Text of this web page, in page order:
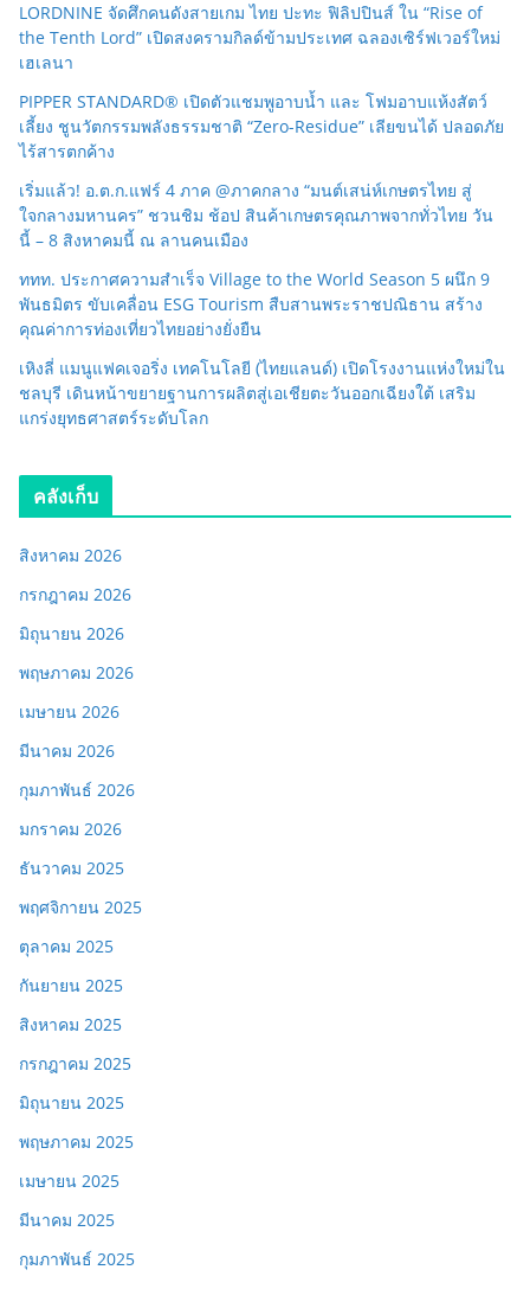
LORDNINE จัดศึกคนดังสายเกม ไทย ปะทะ ฟิลิปปินส์ ใน “Rise of
the Tenth Lord” เปิดสงครามกิลด์ข้ามประเทศ ฉลองเซิร์ฟเวอร์ใหม่
เฮเลนา
PIPPER STANDARD® เปิดตัวแชมพูอาบน้ำ และ โฟมอาบแห้งสัตว์
เลี้ยง ชูนวัตกรรมพลังธรรมชาติ “Zero-Residue” เลียขนได้ ปลอดภัย
ไร้สารตกค้าง
เริ่มแล้ว! อ.ต.ก.แฟร์ 4 ภาค @ภาคกลาง “มนต์เสน่ห์เกษตรไทย สู่
ใจกลางมหานคร” ชวนชิม ช้อป สินค้าเกษตรคุณภาพจากทั่วไทย วัน
นี้ – 8 สิงหาคมนี้ ณ ลานคนเมือง
ททท. ประกาศความสำเร็จ Village to the World Season 5 ผนึก 9
พันธมิตร ขับเคลื่อน ESG Tourism สืบสานพระราชปณิธาน สร้าง
คุณค่าการท่องเที่ยวไทยอย่างยั่งยืน
เหิงลี่ แมนูแฟคเจอริ่ง เทคโนโลยี (ไทยแลนด์) เปิดโรงงานแห่งใหม่ใน
ชลบุรี เดินหน้าขยายฐานการผลิตสู่เอเชียตะวันออกเฉียงใต้ เสริม
แกร่งยุทธศาสตร์ระดับโลก
คลังเก็บ
สิงหาคม 2026
กรกฎาคม 2026
มิถุนายน 2026
พฤษภาคม 2026
เมษายน 2026
มีนาคม 2026
กุมภาพันธ์ 2026
มกราคม 2026
ธันวาคม 2025
พฤศจิกายน 2025
ตุลาคม 2025
กันยายน 2025
สิงหาคม 2025
กรกฎาคม 2025
มิถุนายน 2025
พฤษภาคม 2025
เมษายน 2025
มีนาคม 2025
กุมภาพันธ์ 2025